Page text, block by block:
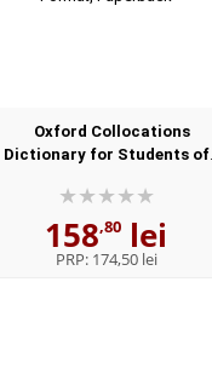
Oxford Collocations
Dictionary for Students of
students of English - Format,
Paperback
158,80 lei
PRP: 174,50 lei